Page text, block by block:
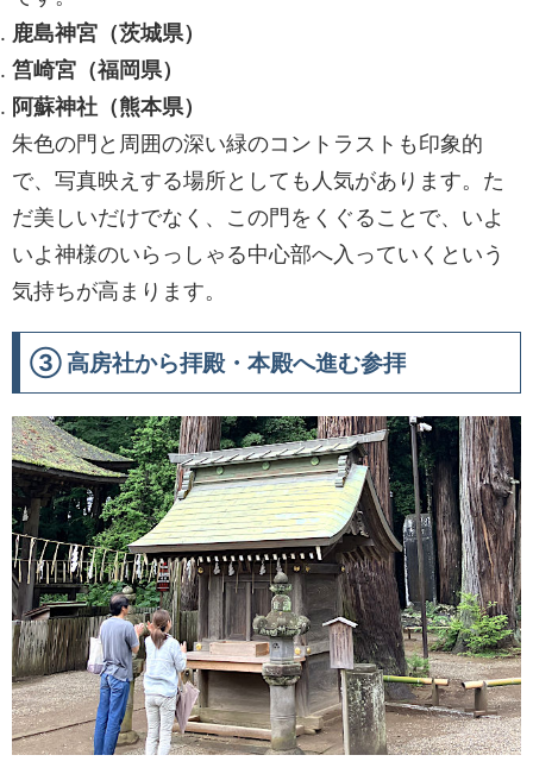
鹿島神宮（茨城県）
筥崎宮（福岡県）
阿蘇神社（熊本県）
朱色の門と周囲の深い緑のコントラストも印象的
で、写真映えする場所としても人気があります。た
だ美しいだけでなく、この門をくぐることで、いよ
いよ神様のいらっしゃる中心部へ入っていくという
気持ちが高まります。
③ 高房社から拝殿・本殿へ進む参拝